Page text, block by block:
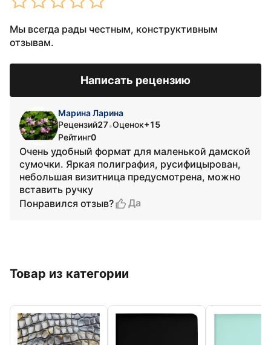
Мы всегда рады честным, конструктивным
отзывам.
Написать рецензию
Марина Ларина
Рецензий27•Оценок+15
Рейтинг0
Очень удобный формат для маленькой дамской
сумочки. Яркая полиграфия, русифицырован,
небольшая визитница предусмотрена, можно
вставить ручку
Понравился отзыв?
Да
Товар из категории